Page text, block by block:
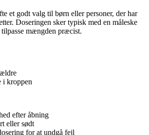
et godt valg til børn eller personer, der har
Doseringen sker typisk med en måleske
mængden præcist.
i kroppen
efter åbning
eller sødt
for at undgå fejl